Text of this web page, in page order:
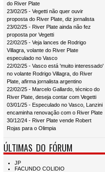
do River Plate
23/02/25 - Vegetti não quer ouvir
proposta do River Plate, diz jornalista
23/02/25 - River Plate ainda não fez
proposta por Vegetti
22/02/25 - Veja lances de Rodrigo
Villagra, volante do River Plate
especulado no Vasco
22/02/25 - Vasco está 'muito interessado'
no volante Rodrigo Villagra, do River
Plate, afirma jornalista argentino
22/02/25 - Marcelo Gallardo, técnico do
River Plate, deseja contar com Vegetti
03/01/25 - Especulado no Vasco, Lanzini
encaminha renovação com o River Plate
30/12/24 - River Plate vende Robert
Rojas para o Olimpia
ÚLTIMAS DO FÓRUM